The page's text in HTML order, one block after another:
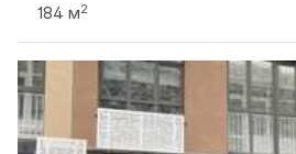
184 м2